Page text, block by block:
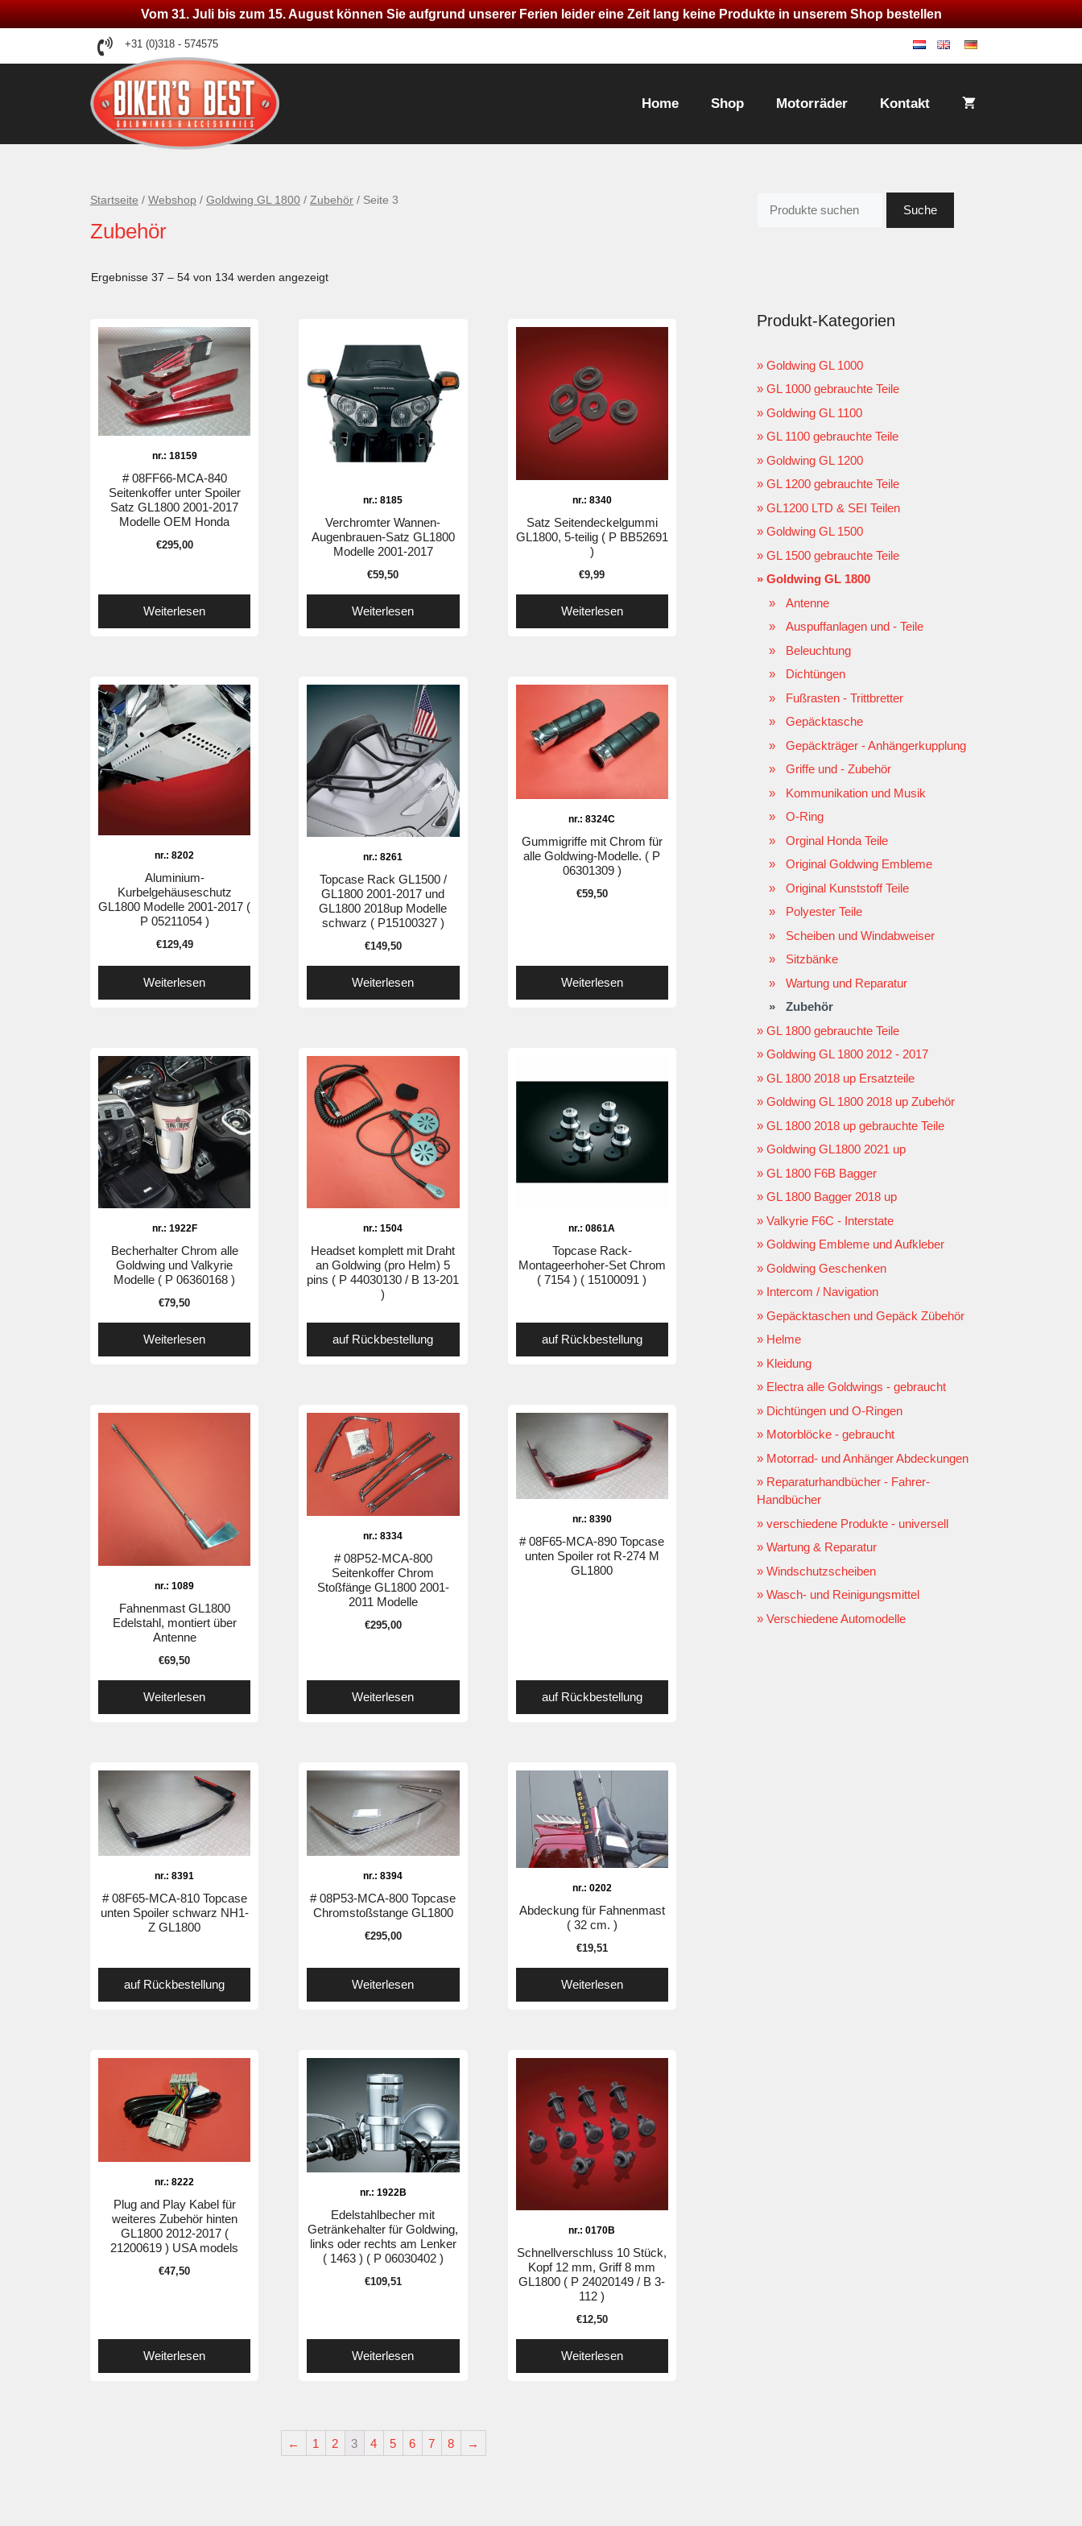
Vom 31. Juli bis zum 15. August können Sie aufgrund unserer Ferien leider eine Zeit lang keine Produkte in unserem Shop bestellen
+31 (0)318 - 574575
Home Shop Motorräder Kontakt
Startseite / Webshop / Goldwing GL 1800 / Zubehör / Seite 3
Zubehör
Ergebnisse 37 – 54 von 134 werden angezeigt
nr.: 18159
# 08FF66-MCA-840
Seitenkoffer unter Spoiler
Satz GL1800 2001-2017
Modelle OEM Honda
€295,00
Weiterlesen
nr.: 8185
Verchromter Wannen-
Augenbrauen-Satz GL1800
Modelle 2001-2017
€59,50
Weiterlesen
nr.: 8340
Satz Seitendeckelgummi
GL1800, 5-teilig ( P BB52691
)
€9,99
Weiterlesen
nr.: 8202
Aluminium-
Kurbelgehäuseschutz
GL1800 Modelle 2001-2017 (
P 05211054 )
€129,49
Weiterlesen
nr.: 8261
Topcase Rack GL1500 /
GL1800 2001-2017 und
GL1800 2018up Modelle
schwarz ( P15100327 )
€149,50
Weiterlesen
nr.: 8324C
Gummigriffe mit Chrom für
alle Goldwing-Modelle. ( P
06301309 )
€59,50
Weiterlesen
nr.: 1922F
Becherhalter Chrom alle
Goldwing und Valkyrie
Modelle ( P 06360168 )
€79,50
Weiterlesen
nr.: 1504
Headset komplett mit Draht
an Goldwing (pro Helm) 5
pins ( P 44030130 / B 13-201
)
auf Rückbestellung
nr.: 0861A
Topcase Rack-
Montageerhoher-Set Chrom
( 7154 ) ( 15100091 )
auf Rückbestellung
nr.: 1089
Fahnenmast GL1800
Edelstahl, montiert über
Antenne
€69,50
Weiterlesen
nr.: 8334
# 08P52-MCA-800
Seitenkoffer Chrom
Stoßfänge GL1800 2001-
2011 Modelle
€295,00
Weiterlesen
nr.: 8390
# 08F65-MCA-890 Topcase
unten Spoiler rot R-274 M
GL1800
auf Rückbestellung
nr.: 8391
# 08F65-MCA-810 Topcase
unten Spoiler schwarz NH1-
Z GL1800
auf Rückbestellung
nr.: 8394
# 08P53-MCA-800 Topcase
Chromstoßstange GL1800
€295,00
Weiterlesen
nr.: 0202
Abdeckung für Fahnenmast
( 32 cm. )
€19,51
Weiterlesen
nr.: 8222
Plug and Play Kabel für
weiteres Zubehör hinten
GL1800 2012-2017 (
21200619 ) USA models
€47,50
Weiterlesen
nr.: 1922B
Edelstahlbecher mit
Getränkehalter für Goldwing,
links oder rechts am Lenker
( 1463 ) ( P 06030402 )
€109,51
Weiterlesen
nr.: 0170B
Schnellverschluss 10 Stück,
Kopf 12 mm, Griff 8 mm
GL1800 ( P 24020149 / B 3-
112 )
€12,50
Weiterlesen
← 1 2 3 4 5 6 7 8 →
nach:
Suche
Produkt-Kategorien
Goldwing GL 1000
GL 1000 gebrauchte Teile
Goldwing GL 1100
GL 1100 gebrauchte Teile
Goldwing GL 1200
GL 1200 gebrauchte Teile
GL1200 LTD & SEI Teilen
Goldwing GL 1500
GL 1500 gebrauchte Teile
Goldwing GL 1800
Antenne
Auspuffanlagen und - Teile
Beleuchtung
Dichtüngen
Fußrasten - Trittbretter
Gepäcktasche
Gepäckträger - Anhängerkupplung
Griffe und - Zubehör
Kommunikation und Musik
O-Ring
Orginal Honda Teile
Original Goldwing Embleme
Original Kunststoff Teile
Polyester Teile
Scheiben und Windabweiser
Sitzbänke
Wartung und Reparatur
Zubehör
GL 1800 gebrauchte Teile
Goldwing GL 1800 2012 - 2017
GL 1800 2018 up Ersatzteile
Goldwing GL 1800 2018 up Zubehör
GL 1800 2018 up gebrauchte Teile
Goldwing GL1800 2021 up
GL 1800 F6B Bagger
GL 1800 Bagger 2018 up
Valkyrie F6C - Interstate
Goldwing Embleme und Aufkleber
Goldwing Geschenken
Intercom / Navigation
Gepäcktaschen und Gepäck Zübehör
Helme
Kleidung
Electra alle Goldwings - gebraucht
Dichtüngen und O-Ringen
Motorblöcke - gebraucht
Motorrad- und Anhänger Abdeckungen
Reparaturhandbücher - Fahrer-
Handbücher
verschiedene Produkte - universell
Wartung & Reparatur
Windschutzscheiben
Wasch- und Reinigungsmittel
Verschiedene Automodelle